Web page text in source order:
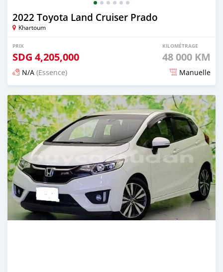
2022 Toyota Land Cruiser Prado
Khartoum
PRIX
SDG 4,205,000
KILOMÉTRAGE
48 000 KM
N/A (Essence) Manuelle
Publié il y a 3 mois